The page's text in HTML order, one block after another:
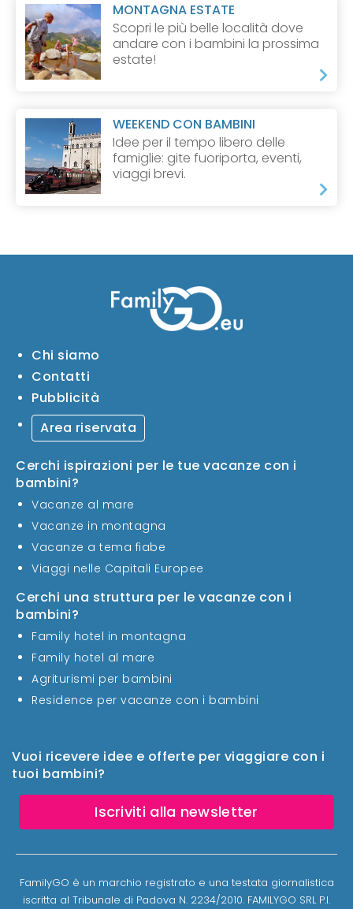
MONTAGNA ESTATE
Scopri le più belle località dove
andare con i bambini la prossima
estate!
WEEKEND CON BAMBINI
Idee per il tempo libero delle
famiglie: gite fuoriporta, eventi,
viaggi brevi.
Vuoi ricevere idee e offerte per viaggiare con i
tuoi bambini?
Iscriviti alla newsletter
Chi siamo
Contatti
Pubblicità
Area riservata
Cerchi ispirazioni per le tue vacanze con i
bambini?
Vacanze al mare
Vacanze in montagna
Vacanze a tema fiabe
Viaggi nelle Capitali Europee
Cerchi una struttura per le vacanze con i
bambini?
Family hotel in montagna
Family hotel al mare
Agriturismi per bambini
Residence per vacanze con i bambini
FamilyGO è un marchio registrato e una testata giornalistica
iscritta al Tribunale di Padova N. 2234/2010. FAMILYGO SRL P.I.